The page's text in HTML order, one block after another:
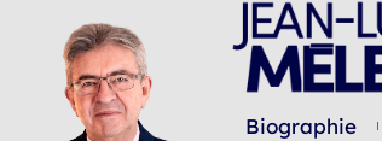
Biographie